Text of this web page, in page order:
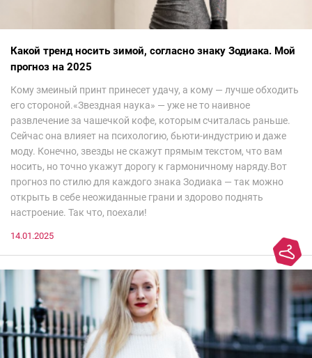
Какой тренд носить зимой, согласно знаку Зодиака. Мой
прогноз на 2025
Кому змеиный принт принесет удачу, а кому — лучше обходить
его стороной.«Звездная наука» — уже не то наивное
развлечение за чашечкой кофе, которым считалась раньше.
Сейчас она влияет на психологию, бьюти-индустрию и даже
моду. Конечно, звезды не скажут прямым текстом, что вам
носить, но точно укажут дорогу к гармоничному наряду.Вот
прогноз по стилю для каждого знака Зодиака — так можно
открыть в себе неожиданные грани и здорово поднять
настроение. Так что, поехали!
14.01.2025